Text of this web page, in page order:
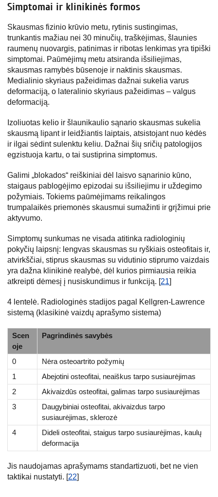
Simptomai ir klinikinės formos
Skausmas fizinio krūvio metu, rytinis sustingimas,
trunkantis mažiau nei 30 minučių, traškėjimas, šlaunies
raumenų nuovargis, patinimas ir ribotas lenkimas yra tipiški
simptomai. Paūmėjimų metu atsiranda išsiliejimas,
skausmas ramybės būsenoje ir naktinis skausmas.
Medialinio skyriaus pažeidimas dažnai sukelia varus
deformaciją, o lateralinio skyriaus pažeidimas – valgus
deformaciją.
Izoliuotas kelio ir šlaunikaulio sąnario skausmas sukelia
skausmą lipant ir leidžiantis laiptais, atsistojant nuo kėdės
ir ilgai sėdint sulenktu keliu. Dažnai šių sričių patologijos
egzistuoja kartu, o tai sustiprina simptomus.
Galimi „blokados“ reiškiniai dėl laisvo sąnarinio kūno,
staigaus pablogėjimo epizodai su išsiliejimu ir uždegimo
požymiais. Tokiems paūmėjimams reikalingos
trumpalaikės priemonės skausmui sumažinti ir grįžimui prie
aktyvumo.
Simptomų sunkumas ne visada atitinka radiologinių
pokyčių laipsnį: lengvas skausmas su ryškiais osteofitais ir,
atvirkščiai, stiprus skausmas su vidutinio stiprumo vaizdais
yra dažna klinikinė realybė, dėl kurios pirmiausia reikia
atkreipti dėmesį į nusiskundimus ir funkciją. [21]
4 lentelė. Radiologinės stadijos pagal Kellgren-Lawrence
sistemą (klasikinė vaizdų aprašymo sistema)
Scen
oje
Pagrindinės savybės
0
Nėra osteoartrito požymių
1
Abejotini osteofitai, neaiškus tarpo susiaurėjimas
2
Akivaizdūs osteofitai, galimas tarpo susiaurėjimas
3
Daugybiniai osteofitai, akivaizdus tarpo
susiaurėjimas, sklerozė
4
Dideli osteofitai, staigus tarpo susiaurėjimas, kaulų
deformacija
Jis naudojamas aprašymams standartizuoti, bet ne vien
taktikai nustatyti. [22]